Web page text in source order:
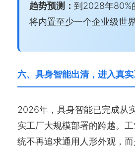
趋势预测： 到2028年80%
将内置至少一个企业级世界
六、具身智能出清，进入真
2026年，具身智能已完成从
实工厂大规模部署的跨越。
统不再追求通用人形外观，而